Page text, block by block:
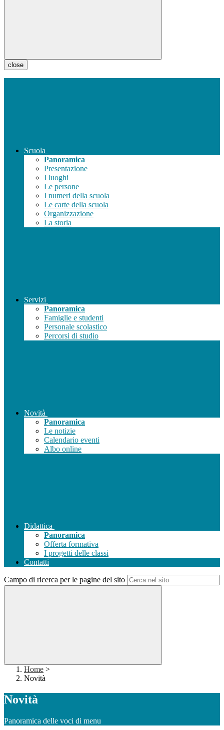
close
Scuola
Panoramica
Presentazione
I luoghi
Le persone
I numeri della scuola
Le carte della scuola
Organizzazione
La storia
Servizi
Panoramica
Famiglie e studenti
Personale scolastico
Percorsi di studio
Novità
Panoramica
Le notizie
Calendario eventi
Albo online
Didattica
Panoramica
Offerta formativa
I progetti delle classi
Contatti
Campo di ricerca per le pagine del sito
Home >
Novità
Novità
Panoramica delle voci di menu